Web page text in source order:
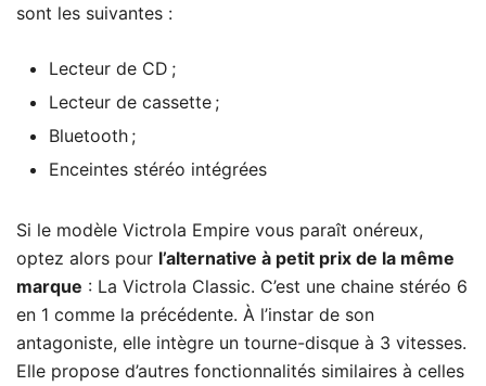
sont les suivantes :
Lecteur de CD ;
Lecteur de cassette ;
Bluetooth ;
Enceintes stéréo intégrées
Si le modèle Victrola Empire vous paraît onéreux,
optez alors pour l’alternative à petit prix de la même
marque : La Victrola Classic. C’est une chaine stéréo 6
en 1 comme la précédente. À l’instar de son
antagoniste, elle intègre un tourne-disque à 3 vitesses.
Elle propose d’autres fonctionnalités similaires à celles